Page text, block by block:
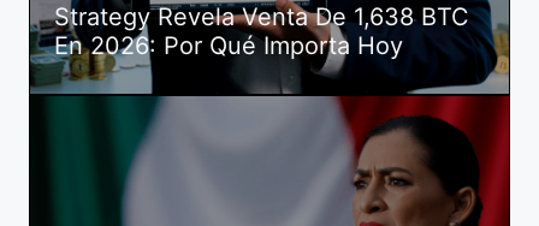
Strategy Revela Venta De 1,638 BTC
En 2026: Por Qué Importa Hoy